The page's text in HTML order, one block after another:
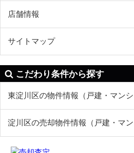
店舗情報
サイトマップ
こだわり条件から探す
東淀川区の物件情報（戸建・マンシ
淀川区の売却物件情報（戸建・マン